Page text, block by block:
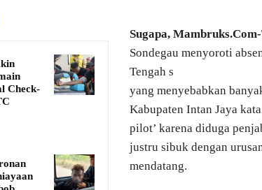
Check-
Sugapa, Mambruks.Com-
Sondegau menyoroti
Tengah s
yang menyebabkan
Kabupaten Intan Jaya
pilot’ karena diduga
justru sibuk dengan
mendatang.